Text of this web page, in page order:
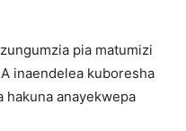
pia matumizi
inaendelea kuboresha
hakuna anayekwepa